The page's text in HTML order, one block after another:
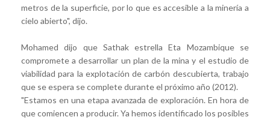
metros dela superficie, por lo que es accesible a la minería a
cielo abierto", dijo.
Mohamed dijo que Sathak estrella Eta Mozambique se
compromete adesarrollar un plan dela mina y el estudiode
viabilidad para la explotaciónde carbón descubierta, trabajo
que se espera se complete durante el próximo año (2012).
"Estamos en una etapa avanzada de exploración. En hora de
que comiencen a producir. Ya hemos identificado los posibles